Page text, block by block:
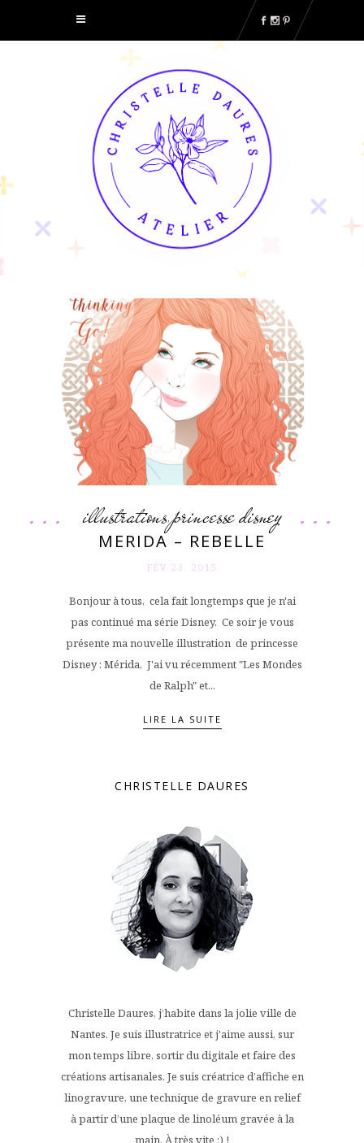
illustrations,princesse disney
MERIDA – REBELLE
FÉV 23. 2015
Bonjour à tous, cela fait longtemps que je n'ai
pas continué ma série Disney. Ce soir je vous
présente ma nouvelle illustration de princesse
Disney : Mérida, J'ai vu récemment "Les Mondes
de Ralph" et...
LIRE LA SUITE
CHRISTELLE DAURES
Christelle Daures, j’habite dans la jolie ville de
Nantes. Je suis illustratrice et j'aime aussi, sur
mon temps libre, sortir du digitale et faire des
créations artisanales. Je suis créatrice d’affiche en
linogravure, une technique de gravure en relief
à partir d’une plaque de linoléum gravée à la
main. À très vite ;) !